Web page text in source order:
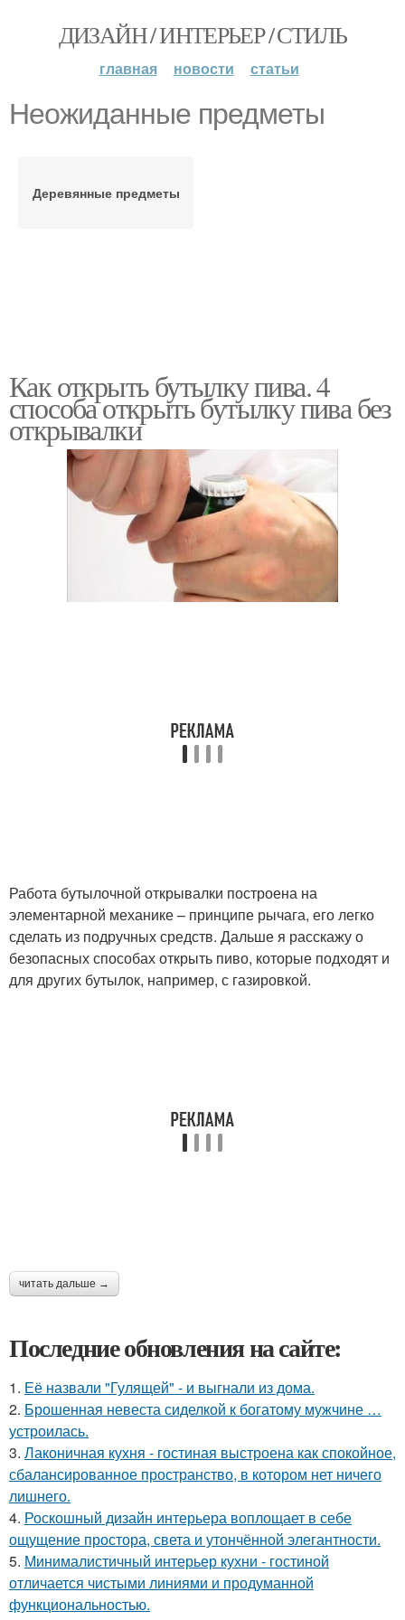
ДИЗАЙН / ИНТЕРЬЕР / СТИЛЬ
главная новости статьи
Неожиданные предметы
Деревянные предметы
Как открыть бутылку пива. 4
способа открыть бутылку пива без
открывалки
Работа бутылочной открывалки построена на
элементарной механике – принципе рычага, его легко
сделать из подручных средств. Дальше я расскажу о
безопасных способах открыть пиво, которые подходят и
для других бутылок, например, с газировкой.
читать дальше →
Последние обновления на сайте:
1. Её назвали "Гулящей" - и выгнали из дома.
2. Брошенная невеста сиделкой к богатому мужчине …
устроилась.
3. Лаконичная кухня - гостиная выстроена как спокойное,
сбалансированное пространство, в котором нет ничего
лишнего.
4. Роскошный дизайн интерьера воплощает в себе
ощущение простора, света и утончённой элегантности.
5. Минималистичный интерьер кухни - гостиной
отличается чистыми линиями и продуманной
функциональностью.